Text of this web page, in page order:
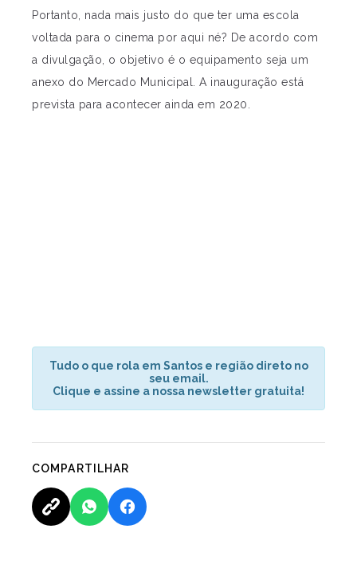
Portanto, nada mais justo do que ter uma escola
voltada para o cinema por aqui né? De acordo com
a divulgação, o objetivo é o equipamento seja um
anexo do Mercado Municipal. A inauguração está
prevista para acontecer ainda em 2020.
Tudo o que rola em Santos e região direto no
seu email.
Clique e assine a nossa newsletter gratuita!
COMPARTILHAR